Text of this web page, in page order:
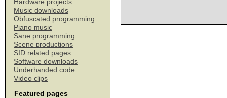
Hardware projects
Music downloads
Obfuscated programming
Piano music
Sane programming
Scene productions
SID related pages
Software downloads
Underhanded code
Video clips
Featured pages